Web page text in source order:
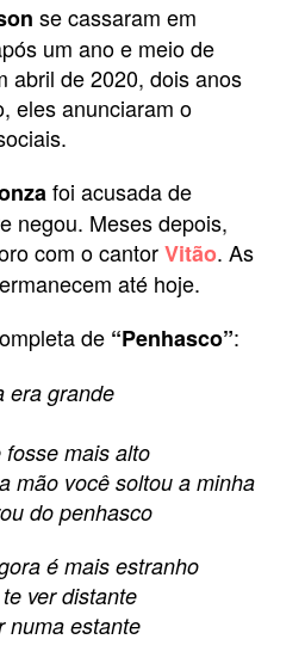
se cassaram em
um ano e meio de
abril de 2020, dois anos
eles anunciaram o
foi acusada de
negou. Meses depois,
com o cantorVitão. As
até hoje.
de “Penhasco”:
era grande
mais alto
mão você soltou a minha
do penhasco
é mais estranho
ver distante
numa estante